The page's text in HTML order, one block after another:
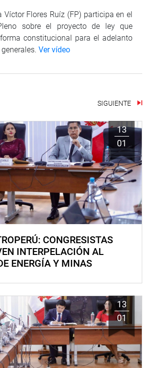
Víctor Flores Ruíz (FP) participa en el
sobre el proyecto de ley que
constitucional para el adelanto
Ver vídeo
SIGUIENTE
13
01
CONGRESISTAS
INTERPELACIÓN AL
ENERGÍA Y MINAS
13
01